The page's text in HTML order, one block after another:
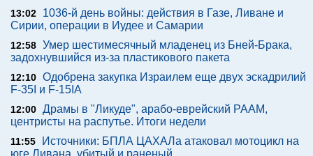
13:02
1036-й день войны: действия в Газе, Ливане и
Сирии, операции в Иудее и Самарии
12:58 Умер шестимесячный младенец из Бней-Брака,
задохнувшийся из-за пластикового пакета
12:10 Одобрена закупка Израилем еще двух эскадрилий
F-35I и F-15IA
12:00 Драмы в "Ликуде", арабо-еврейский РААМ,
центристы на распутье. Итоги недели
11:55
Источники: БПЛА ЦАХАЛа атаковал мотоцикл на
юге Ливана, убитый и раненый